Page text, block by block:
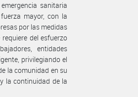
sanitaria
mayor, con la
por las medidas
del esfuerzo
entidades
privilegiando el
la comunidad en su
la continuidad de la